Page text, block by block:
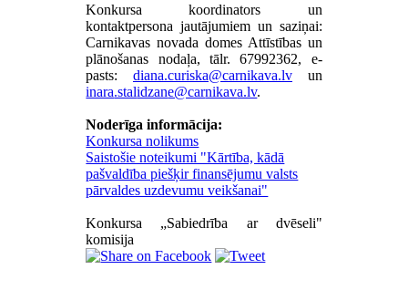
Konkursa koordinators un
kontaktpersona jautājumiem un saziņai:
Carnikavas novada domes Attīstības un
plānošanas nodaļa, tālr. 67992362, e-
pasts:
un
.
Noderīga informācija:
Konkursa nolikums
Saistošie noteikumi "Kārtība, kādā
pašvaldība piešķir finansējumu valsts
pārvaldes uzdevumu veikšanai"
Konkursa „Sabiedrība ar dvēseli"
komisija